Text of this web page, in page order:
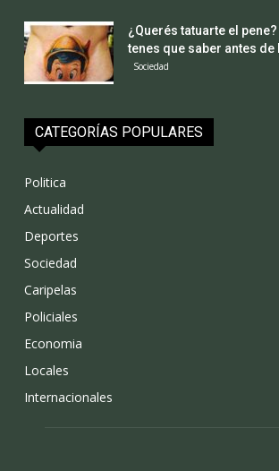
¿Querés tatuarte el
tenes que saber antes de
Sociedad
CATEGORÍAS POPULARES
Politica
Actualidad
Deportes
Sociedad
Caripelas
Policiales
Economia
Locales
Internacionales